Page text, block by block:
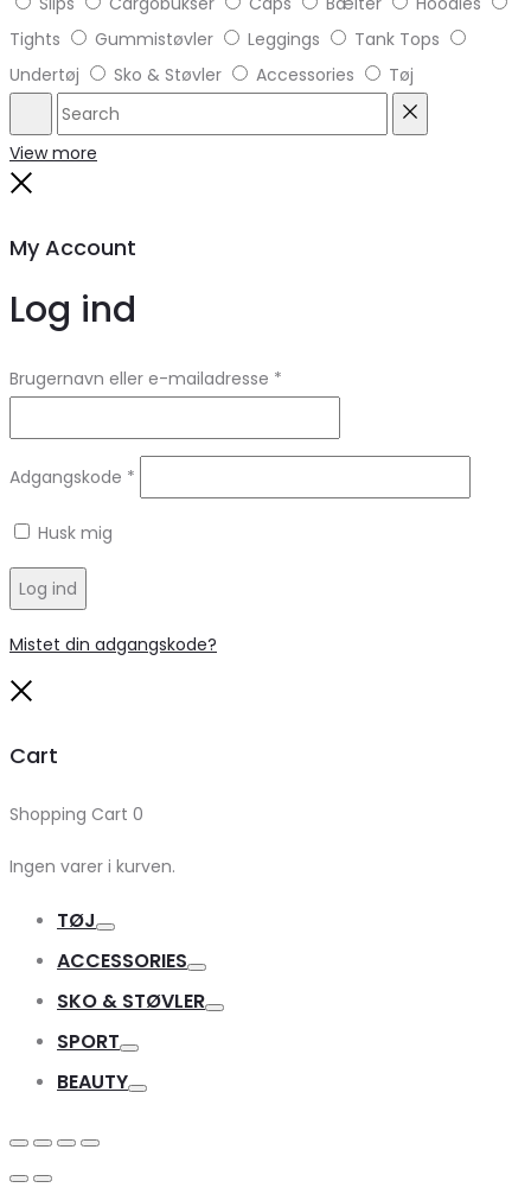
Tights
Gummistøvler Leggings
Tank Tops
Undertøj
Sko & Støvler Accessories Tøj
Search
View more
My Account
Log ind
Brugernavn eller e-mailadresse *
Adgangskode *
Husk mig
Log ind
Mistet din adgangskode?
Cart
Shopping Cart 0
Ingen varer i kurven.
TØJ
ACCESSORIES
SKO & STØVLER
SPORT
BEAUTY